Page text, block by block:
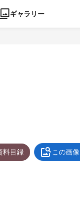
ギャラリー
料目録 この画